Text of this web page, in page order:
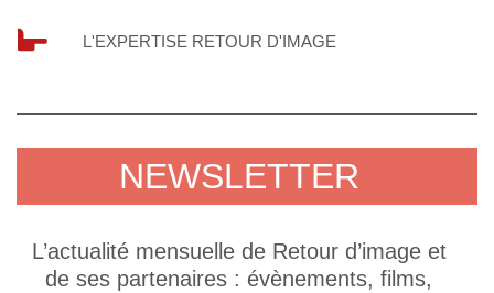
L'EXPERTISE RETOUR D'IMAGE
NEWSLETTER
L’actualité mensuelle de Retour d’image et
de ses partenaires : évènements, films,